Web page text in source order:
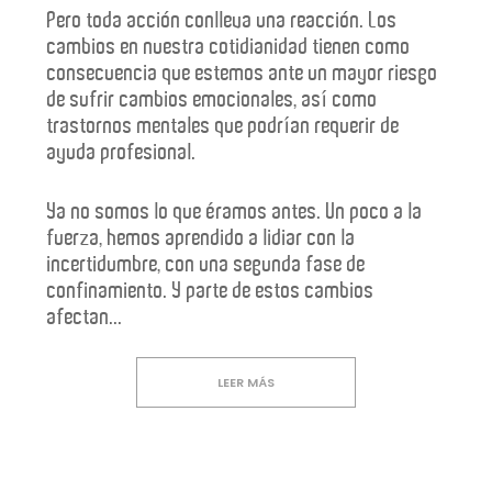
Pero toda acción conlleva una reacción. Los
cambios en nuestra cotidianidad tienen como
consecuencia que estemos ante un mayor riesgo
de sufrir cambios emocionales, así como
trastornos mentales que podrían requerir de
ayuda profesional.
Ya no somos lo que éramos antes. Un poco a la
fuerza, hemos aprendido a lidiar con la
incertidumbre, con una segunda fase de
confinamiento. Y parte de estos cambios
afectan...
LEER MÁS